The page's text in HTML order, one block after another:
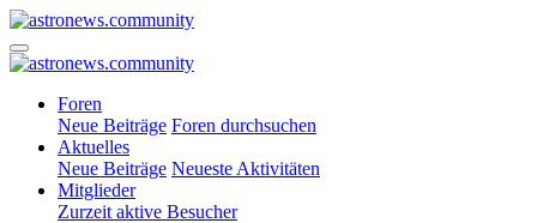
Foren
Neue Beiträge Foren durchsuchen
Aktuelles
Neue Beiträge Neueste Aktivitäten
Mitglieder
Zurzeit aktive Besucher